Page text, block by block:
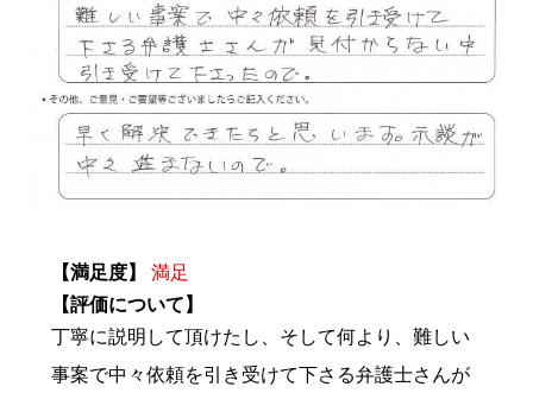
【満足度】
満足
【評価について】
丁寧に説明して頂けたし、そして何より、難しい
事案で中々依頼を引き受けて下さる弁護士さんが